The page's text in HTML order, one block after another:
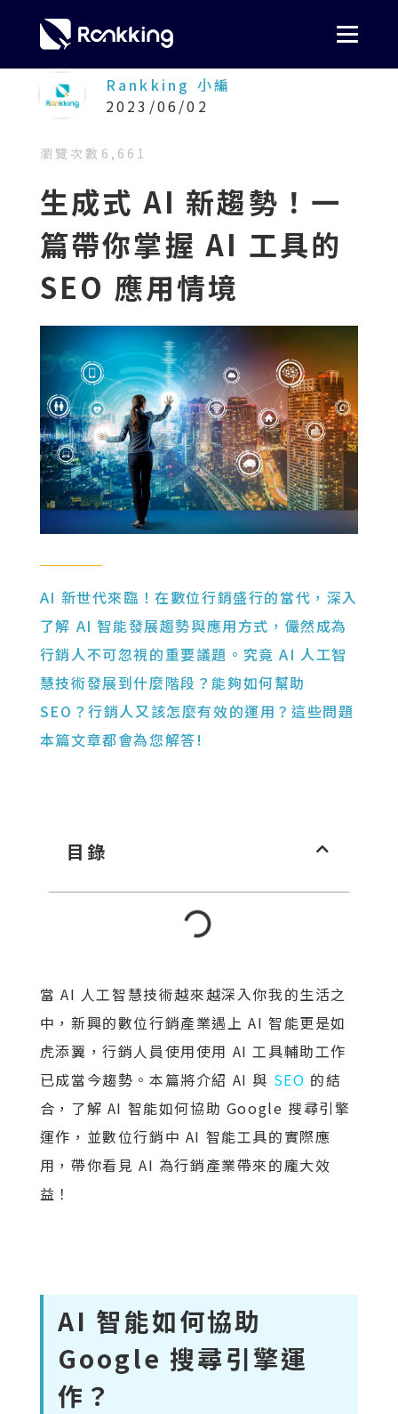
Rankking 小編
2023/06/02
瀏覽次數 6,661
生成式 AI 新趨勢！一
篇帶你掌握 AI 工具的
SEO 應用情境
AI 新世代來臨！在數位行銷盛行的當代，深入
了解 AI 智能發展趨勢與應用方式，儼然成為
行銷人不可忽視的重要議題。究竟 AI 人工智
慧技術發展到什麼階段？能夠如何幫助
SEO？行銷人又該怎麼有效的運用？這些問題
本篇文章都會為您解答!
目錄
當 AI 人工智慧技術越來越深入你我的生活之
中，新興的數位行銷產業遇上 AI 智能更是如
虎添翼，行銷人員使用使用 AI 工具輔助工作
已成當今趨勢。本篇將介紹 AI 與 SEO 的結
合，了解 AI 智能如何協助 Google 搜尋引擎
運作，並數位行銷中 AI 智能工具的實際應
用，帶你看見 AI 為行銷產業帶來的龐大效
益！
AI 智能如何協助
Google 搜尋引擎運
作？